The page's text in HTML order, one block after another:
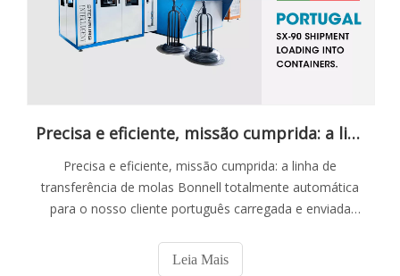
Precisa e eficiente, missão cumprida: a linha de transferência de molas Bonnell totalmente automática para o nosso cliente português carregada e enviada com sucesso
Precisa e eficiente, missão cumprida: a linha de
transferência de molas Bonnell totalmente automática
para o nosso cliente português carregada e enviada
Leia Mais